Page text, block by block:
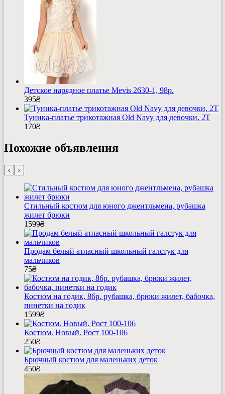
Детское нарядное платье Mevis 2630-1, 98р.
395₴
Туника-платье трикотажная Old Navy для девочки, 2Т
170₴
Похожие объявления
‹ ›
Стильный костюм для юного джентльмена, рубашка
жилет брюки
1599₴
Продам белый атласный школьный галстук для
мальчиков
75₴
Костюм на годик, 86р. рубашка, брюки жилет, бабочка,
пинетки на годик
1599₴
Костюм. Новый. Рост 100-106
250₴
Брючный костюм для маленьких деток
450₴